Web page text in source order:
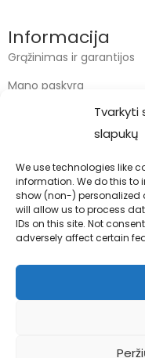
Tvarkyti
slapukų
We use technologies like
information. We do this to
show (non-) personalized
will allow us to process
IDs on this site. Not
adversely affect certain
Informacija
Grąžinimas ir garantijos
Mano paskyra
Kontaktai
info@bodyfoodas.lt
+370 600 77017
Visos teisės